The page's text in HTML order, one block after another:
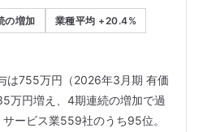
の増加 業種平均 +20.4%
は755万円（2026年3月期 有価
万円増え、4期連続の増加で過
ービス業559社のうち95位。